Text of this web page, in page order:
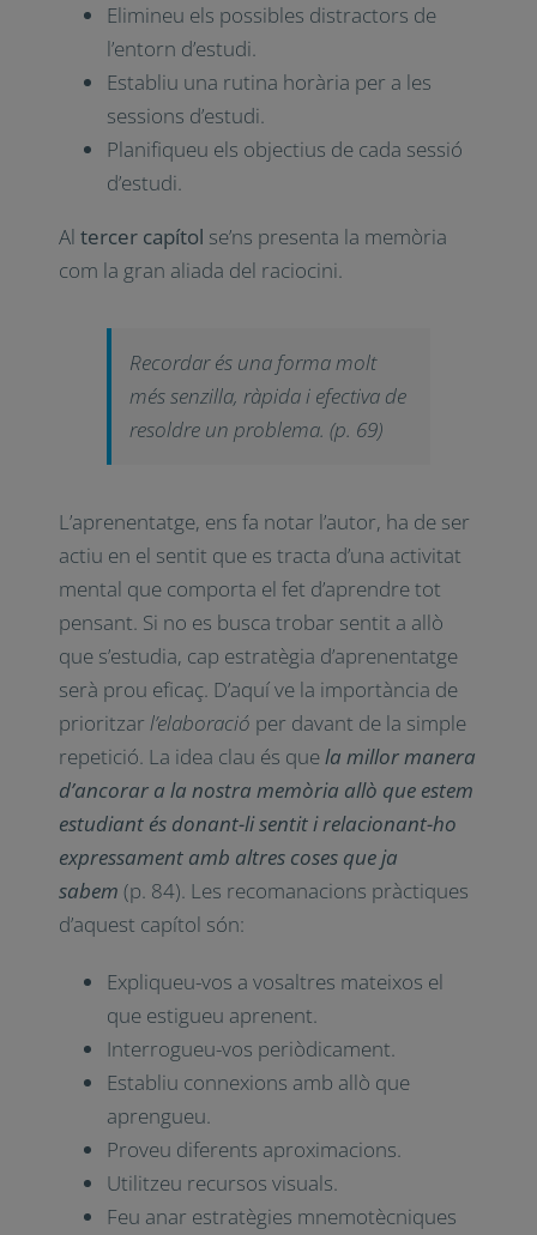
Elimineu els possibles distractors de
l’entorn d’estudi.
Establiu una rutina horària per a les
sessions d’estudi.
Planifiqueu els objectius de cada sessió
d’estudi.
Altercer capítol se’ns presenta la memòria
com la gran aliada del raciocini.
Recordar és una forma molt
més senzilla, ràpida i efectiva de
resoldre un problema. (p. 69)
L’aprenentatge, ens fa notar l’autor, ha de ser
actiu en el sentit que es tracta d’una activitat
mental que comporta el fet d’aprendre tot
pensant. Si no es busca trobar sentit a allò
que s’estudia, cap estratègia d’aprenentatge
serà prou eficaç. D’aquí ve la importància de
prioritzarl’elaboració per davant de la simple
repetició. La idea clau és quela millor manera
d’ancorar a la nostra memòria allò que estem
estudiant és donant-li sentit i relacionant-ho
expressament amb altres coses que ja
sabem (p. 84). Les recomanacions pràctiques
d’aquest capítol són:
Expliqueu-vos a vosaltres mateixos el
que estigueu aprenent.
Interrogueu-vos periòdicament.
Establiu connexions amb allò que
aprengueu.
Proveu diferents aproximacions.
Utilitzeu recursos visuals.
Feu anar estratègies mnemotècniques